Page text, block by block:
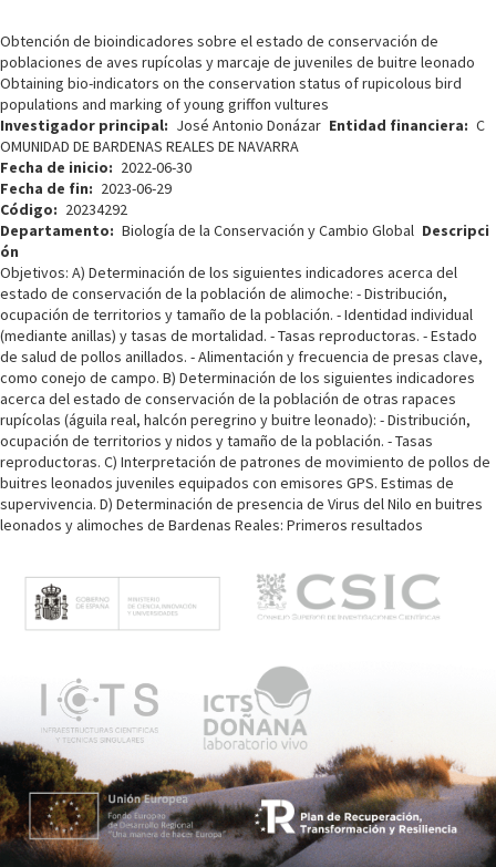
i
p
a
l
Obtención de bioindicadores sobre el estado de conservación de
poblaciones de aves rupícolas y marcaje de juveniles de buitre leonado
Obtaining bio-indicators on the conservation status of rupicolous bird
populations and marking of young griffon vultures
Investigador principal
José Antonio Donázar Entidad financiera
C
OMUNIDAD DE BARDENAS REALES DE NAVARRA
Fecha de inicio
2022-06-30
Fecha de fin
2023-06-29
Código
20234292
Departamento
Biología de la Conservación y Cambio Global Descripci
ón
Objetivos: A) Determinación de los siguientes indicadores acerca del
estado de conservación de la población de alimoche: - Distribución,
ocupación de territorios y tamaño de la población. - Identidad individual
(mediante anillas) y tasas de mortalidad. - Tasas reproductoras. - Estado
de salud de pollos anillados. - Alimentación y frecuencia de presas clave,
como conejo de campo. B) Determinación de los siguientes indicadores
acerca del estado de conservación de la población de otras rapaces
rupícolas (águila real, halcón peregrino y buitre leonado): - Distribución,
ocupación de territorios y nidos y tamaño de la población. - Tasas
reproductoras. C) Interpretación de patrones de movimiento de pollos de
buitres leonados juveniles equipados con emisores GPS. Estimas de
supervivencia. D) Determinación de presencia de Virus del Nilo en buitres
leonados y alimoches de Bardenas Reales: Primeros resultados
e
n
ú
p
r
i
n
c